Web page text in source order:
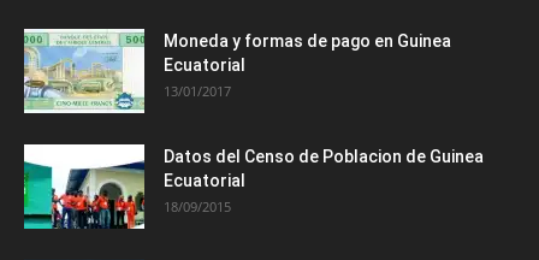
Moneda y formas de pago en Guinea
Ecuatorial
13/01/2017
Datos del Censo de Poblacion de Guinea
Ecuatorial
18/09/2015